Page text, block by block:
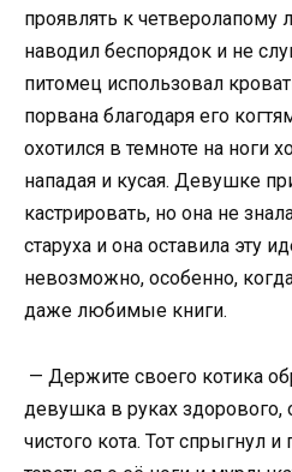
проявлять к четверолапому
наводил беспорядок и не
питомец использовал
порвана благодаря его
охотился в темноте на ноги
нападая и кусая. Девушке
кастрировать, но она не
старуха и она оставила эту
невозможно, особенно,
даже любимые книги.
— Держите своего котика
девушка в руках здорового,
чистого кота. Тот спрыгнул